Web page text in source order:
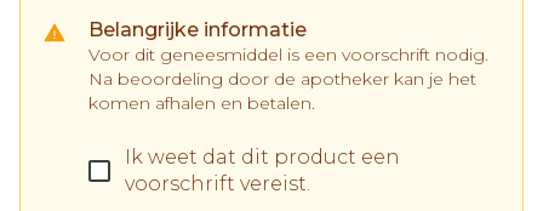
Belangrijke informatie
Voor dit geneesmiddel is een voorschrift nodig.
Na beoordeling door de apotheker kan je het
komen afhalen en betalen.
Ik weet dat dit product een
voorschrift vereist.